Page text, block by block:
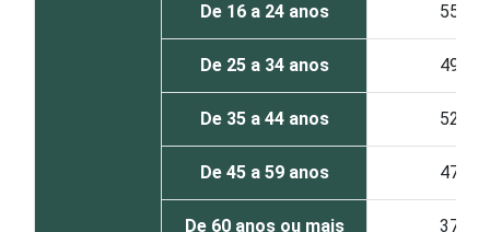
De 16 a 24 anos 55
De 25 a 34 anos 49
De 35 a 44 anos 52
De 45 a 59 anos 47
De 60 anos ou mais 37